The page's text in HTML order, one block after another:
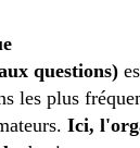
questions)
les plus
Ici,